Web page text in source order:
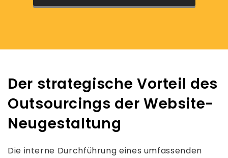
Der strategische Vorteil des
Outsourcings der Website-
Neugestaltung
Die interne Durchführung eines umfassenden